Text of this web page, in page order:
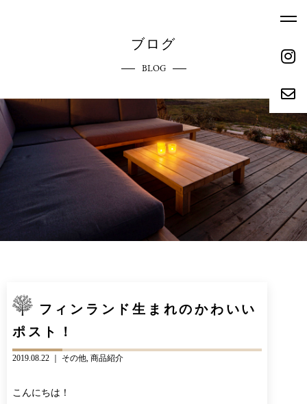
ホーム
HOME
エクステリアへのこだわり
COMMITMENT
参考価格
REFERENCE PRICE
施工実績
お問い合わせ ブログ
INFORMATION
ブログ
BLOG
フィンランド生まれのかわいい
ポスト！
2019.08.22 ｜ その他 商品紹介
こんにちは！